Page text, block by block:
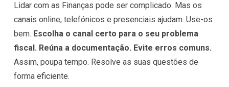
Lidar com as Finanças pode ser complicado. Mas os
canais online, telefónicos e presenciais ajudam. Use-os
bem. Escolha o canal certo para o seu problema
fiscal. Reúna a documentação. Evite erros comuns.
Assim, poupa tempo. Resolve as suas questões de
forma eficiente.